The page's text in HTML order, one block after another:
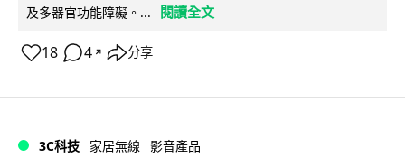
及多器官功能障礙。...
閱讀全文
18 4 ↗ 分享
3C科技 家居無線 影音產品